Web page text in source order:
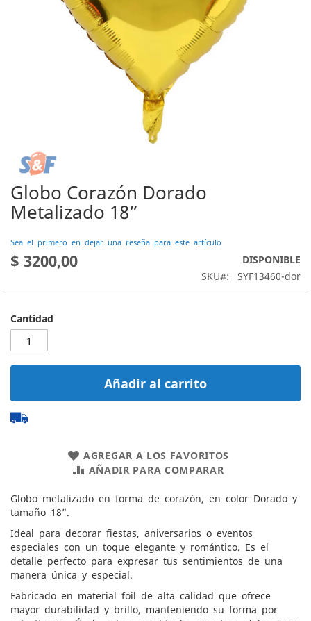
Globo Corazón Dorado
Metalizado 18”
Sea el primero en dejar una reseña para este artículo
$ 3200,00 DISPONIBLE
SKU SYF13460-dor
Cantidad
Añadir al carrito
AGREGAR A LOS FAVORITOS
AÑADIR PARA COMPARAR
Globo metalizado en forma de corazón, en color Dorado y
tamaño 18”.
Ideal para decorar fiestas, aniversarios o eventos
especiales con un toque elegante y romántico. Es el
detalle perfecto para expresar tus sentimientos de una
manera única y especial.
Fabricado en material foil de alta calidad que ofrece
mayor durabilidad y brillo, manteniendo su forma por
Saltar
comienzo
la
galería